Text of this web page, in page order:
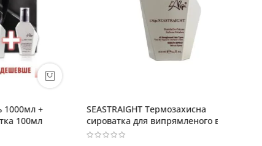
SEASTRAIGHT Термозахисна
сироватка для випрямленого волосся